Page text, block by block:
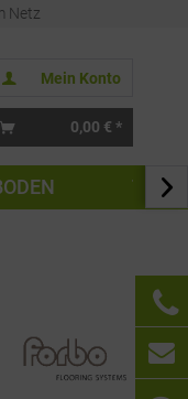
Netz
Mein Konto
0,00 € *
